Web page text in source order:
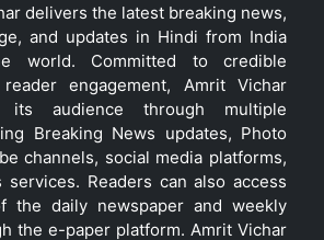
delivers the latest breaking news,
and updates in Hindi from India
world. Committed to credible
engagement, Amrit Vichar
its audience through multiple
Breaking News updates, Photo
channels, social media platforms,
Readers can also access
the daily newspaper and weekly
the e-paper platform. Amrit Vichar